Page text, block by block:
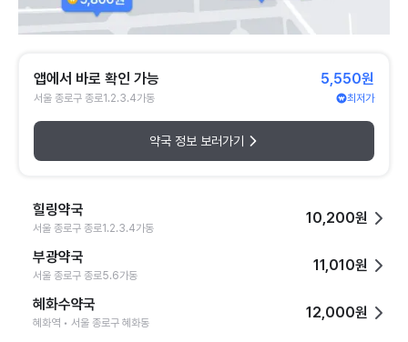
앱에서 바로 확인 가능
서울 종로구 종로1.2.3.4가동
5,550원
최저가
약국 정보 보러가기
힐링약국
서울 종로구 종로1.2.3.4가동
10,200원
부광약국
서울 종로구 종로5.6가동
11,010원
혜화수약국
혜화역 • 서울 종로구 혜화동
12,000원